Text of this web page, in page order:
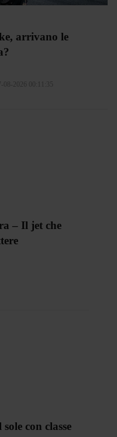
arrivano le
08-2026 00:11:35
– Il jet che
con classe